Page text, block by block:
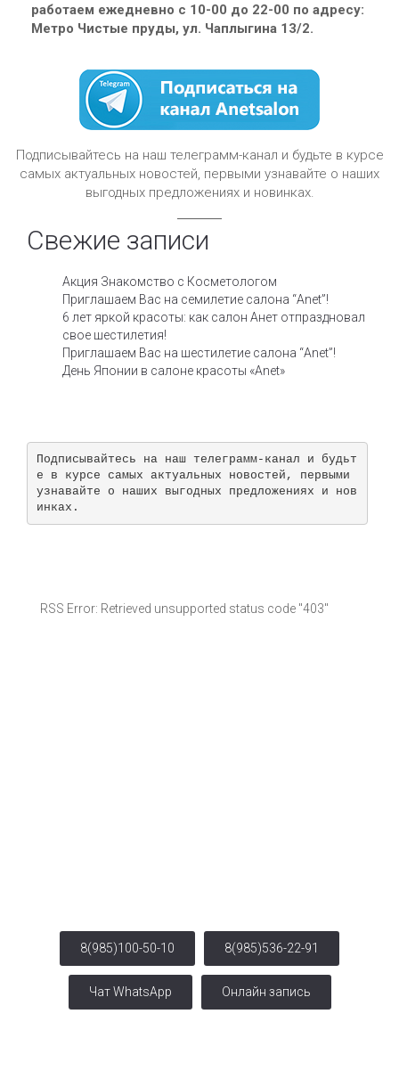
работаем ежедневно с 10-00 до 22-00 по адресу:
Метро Чистые пруды, ул. Чаплыгина 13/2.
Подписывайтесь на наш телеграмм-канал и будьте в курсе
самых актуальных новостей, первыми узнавайте о наших
выгодных предложениях и новинках.
Свежие записи
Акция Знакомство с Косметологом
Приглашаем Вас на семилетие салона “Anet”!
6 лет яркой красоты: как салон Анет отпраздновал
свое шестилетия!
Приглашаем Вас на шестилетие салона “Anet”!
День Японии в салоне красоты «Anet»
Подписывайтесь на наш телеграмм-канал и будьт
е в курсе самых актуальных новостей, первыми
узнавайте о наших выгодных предложениях и нов
инках.
RSS Error: Retrieved unsupported status code "403"
8(985)100-50-10 8(985)536-22-91
Чат WhatsApp Онлайн запись